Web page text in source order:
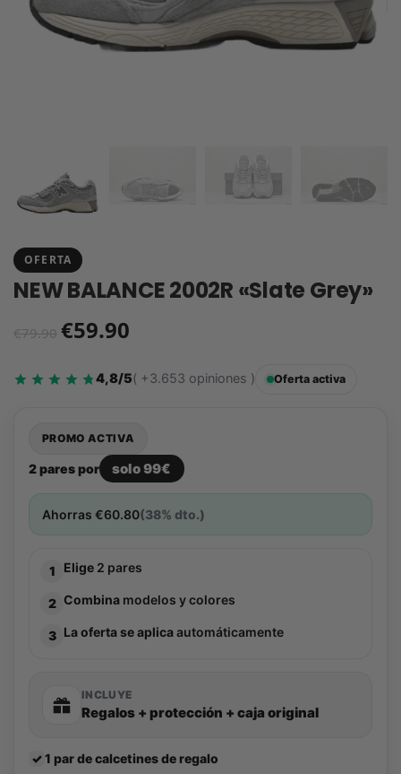
OFERTA
NEW BALANCE 2002R «Slate Grey»
€79.90 €59.90
4,8/5( +3.653 opiniones ) Oferta activa
PROMO ACTIVA
2 pares por solo 99€
Ahorras €60.80(38% dto.)
1 Elige 2 pares
2 Combina modelos y colores
3 La oferta se aplicaautomáticamente
INCLUYE
Regalos + protección + caja original
✓1 par de calcetines de regalo